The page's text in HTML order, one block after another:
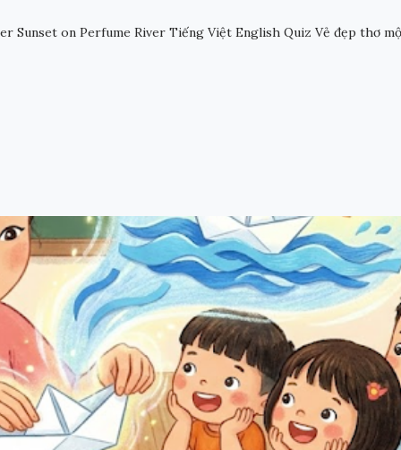
Sunset on Perfume River Tiếng Việt English Quiz Vẻ đẹp thơ